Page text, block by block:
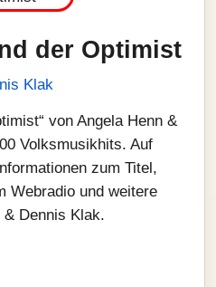
der Optimist
Klak
von Angela Henn &
Volksmusikhits. Auf
zum Titel,
Webradio und weitere
& Dennis Klak.